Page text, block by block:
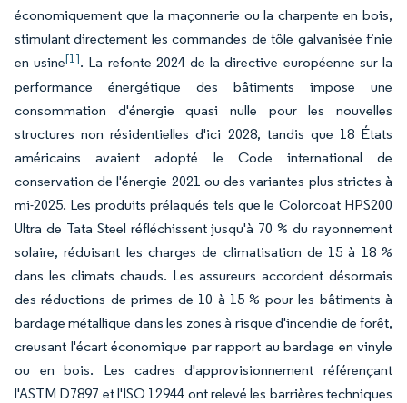
économiquement que la maçonnerie ou la charpente en bois,
stimulant directement les commandes de tôle galvanisée finie
en usine[1]. La refonte 2024 de la directive européenne sur la
performance énergétique des bâtiments impose une
consommation d'énergie quasi nulle pour les nouvelles
structures non résidentielles d'ici 2028, tandis que 18 États
américains avaient adopté le Code international de
conservation de l'énergie 2021 ou des variantes plus strictes à
mi-2025. Les produits prélaqués tels que le Colorcoat HPS200
Ultra de Tata Steel réfléchissent jusqu'à 70 % du rayonnement
solaire, réduisant les charges de climatisation de 15 à 18 %
dans les climats chauds. Les assureurs accordent désormais
des réductions de primes de 10 à 15 % pour les bâtiments à
bardage métallique dans les zones à risque d'incendie de forêt,
creusant l'écart économique par rapport au bardage en vinyle
ou en bois. Les cadres d'approvisionnement référençant
l'ASTM D7897 et l'ISO 12944 ont relevé les barrières techniques